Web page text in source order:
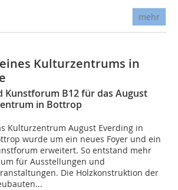
mehr
Kulturzentrums in
Kunstforum B12 für das August
in Bottrop
Kulturzentrum August Everding in
wurde um ein neues Foyer und ein
erweitert. So entstand mehr
für Ausstellungen und
Die Holzkonstruktion der